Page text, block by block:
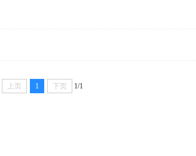
上页 1 下页 1/1